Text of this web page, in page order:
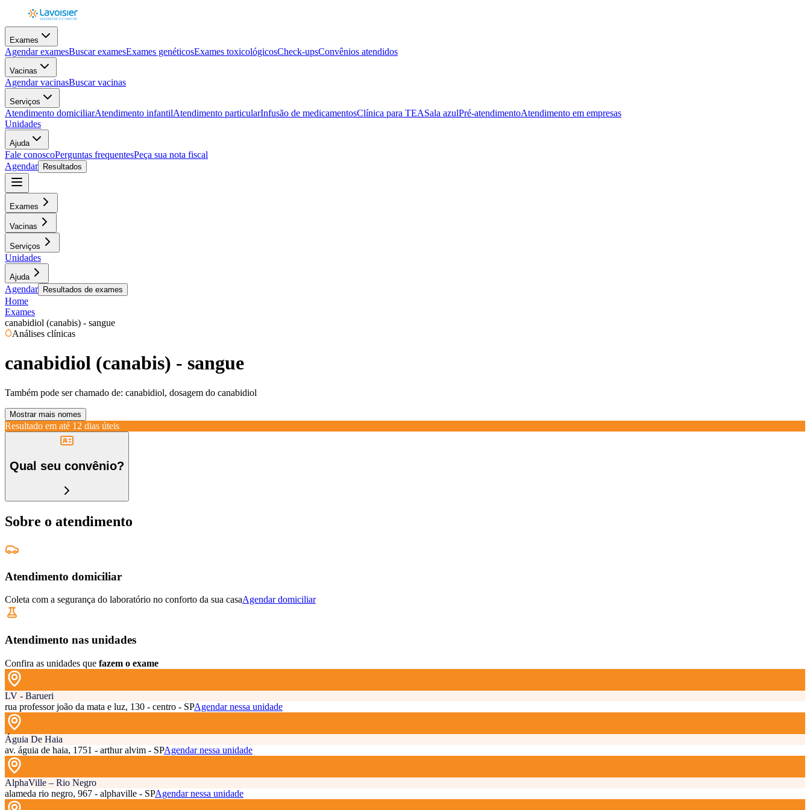
Exames
Agendar examesBuscar examesExames genéticosExames toxicológicosCheck-upsConvênios atendidos
Vacinas
Agendar vacinasBuscar vacinas
Serviços
Atendimento domiciliarAtendimento infantilAtendimento particularInfusão de medicamentosClínica para TEASala azulPré-atendimentoAtendimento em empresas
Unidades
Ajuda
Fale conoscoPerguntas frequentesPeça sua nota fiscal
Agendar
Resultados
Exames
Vacinas
Serviços
Unidades
Ajuda
Agendar Resultados de exames
Home
Exames
canabidiol (canabis) - sangue
Análises clínicas
canabidiol (canabis) - sangue
Também pode ser chamado de: canabidiol, dosagem do canabidiol
Mostrar mais nomes
Resultado em até 12 dias úteis
Qual seu convênio?
Sobre o atendimento
Atendimento domiciliar
Coleta com a segurança do laboratório no conforto da sua casaAgendar domiciliar
Atendimento nas unidades
Confira as unidades que fazem o exame
LV - Barueri
rua professor joão da mata e luz, 130 - centro - SPAgendar nessa unidade
Águia De Haia
av. águia de haia, 1751 - arthur alvim - SPAgendar nessa unidade
AlphaVille – Rio Negro
alameda rio negro, 967 - alphaville - SPAgendar nessa unidade